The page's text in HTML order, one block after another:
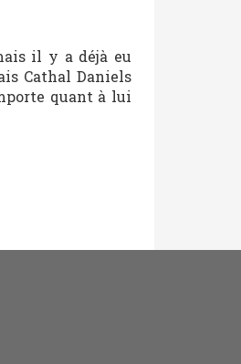
il y a déjà eu
Cathal Daniels
quant à lui